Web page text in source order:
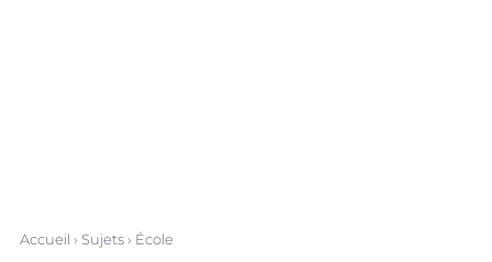
Accueil › Sujets› École